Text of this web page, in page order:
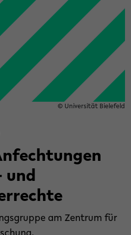
© Universität Bielefeld
und
am Zentrum für